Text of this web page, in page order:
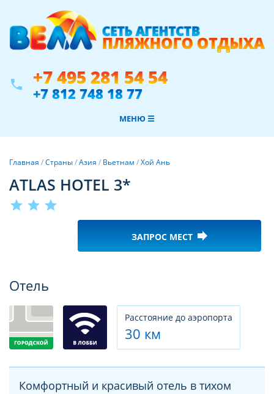
phone +7 495 281 54 54
+7 812 748 18 77
МЕНЮ ☰
Главная /Страны/Азия / Вьетнам /Хой Ань
ATLAS HOTEL 3*
star star star
ЗАПРОС МЕСТ forward
Отель
Расстояние до аэропорта
30 км
Комфортный и красивый отель в тихом